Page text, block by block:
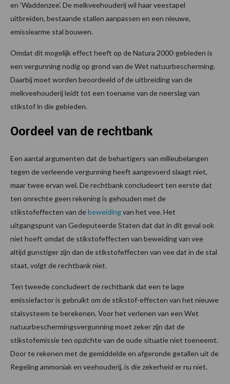
en ‘Waddenzee’. De melkveehouderij wil haar veestapel
uitbreiden, bestaande stallen aanpassen en een nieuwe,
emissiearme stal bouwen.
Omdat dit mogelijk effect heeft op de Natura 2000-gebieden is
een vergunning nodig op grond van de Wet natuurbescherming.
Daarbij moet worden beoordeeld of de uitbreiding van de
melkveehouderij leidt tot een toename van de neerslag van
stikstof in die gebieden.
Oordeel van de rechtbank
Een aantal argumenten dat de behartigers van milieubelangen
tegen de verleende vergunning heeft aangevoerd slaagt niet,
maar twee ervan wel. De rechtbank concludeert ten eerste dat
ten onrechte geen rekening is gehouden met de
stikstofeffecten van debeweidingvan het vee. Het
uitgangspunt van Gedeputeerde Staten dat dat in dit geval ook
niet hoeft omdat de stikstofeffecten van beweiding van vee
altijd gunstiger zijn dan de stikstofeffecten van vee dat in de stal
staat, volgt de rechtbank niet.
Ten tweede concludeert de rechtbank dat een te lage
emissiefactor is gebruikt om de stikstof-effecten van het nieuwe
stalsysteem te berekenen. Voor het verlenen van een Wet
natuurbeschermingsvergunning moet zeker zijn dat de
stikstofemissie ten opzichte van de oude situatie niet toeneemt.
Door te rekenen met de gemiddelde en afgeronde getallen uit de
Regeling ammoniak en veehouderij, is die zekerheid er nu niet.